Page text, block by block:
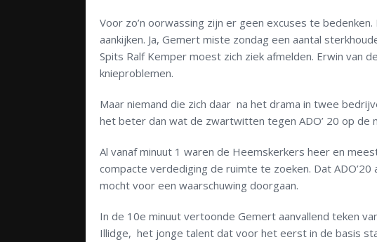
Voor zo’n oorwassing zijn er geen excuses te
aankijken. Ja, Gemert miste zondag een aantal
Spits Ralf Kemper moest zich ziek afmelden. Erwin van
knieproblemen.
Maar niemand die zich daar na het drama in twee
het beter dan wat de zwartwitten tegen ADO’ 20 op de
Al vanaf minuut 1 waren de Heemskerkers heer en
compacte verdediging de ruimte te zoeken. Dat
mocht voor een waarschuwing doorgaan.
In de 10e minuut vertoonde Gemert aanvallend teken
Illidge, het jonge talent dat voor het eerst in de basis